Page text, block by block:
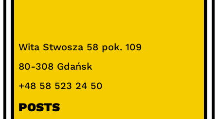
Wita Stwosza 58 pok. 109
80-308 Gdańsk
+48 58 523 24 50
POSTS